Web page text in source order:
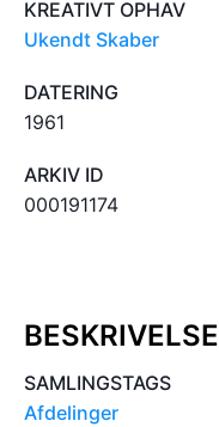
KREATIVT OPHAV
Ukendt Skaber
DATERING
1961
ARKIV ID
000191174
BESKRIVELSE
SAMLINGSTAGS
Afdelinger